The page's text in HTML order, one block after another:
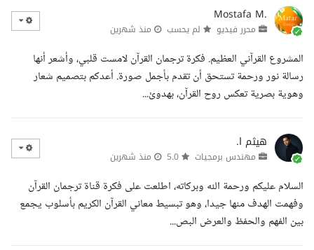
Mostafa M.
محرر فيديو لم يحسب منذ شهرين
المشروع القرآني العظيم. فكرة ترجمان القرآن لامست قلبي، وأشعر أنها
رسالة نور ورحمة تستحق أن تقدم بأجمل صورة. أعدكم بتصميم شعار
وهوية بصرية تعكس روح القرآن، بهدوئ...
هيثم ا.
مهندس برمجيات منذ شهرين
السلام عليكم ورحمة الله وبركاته، اطلعت على فكرة قناة ترجمان القرآن
وفهمت الهدف منها جيدا، وهو تبسيط معاني القرآن الكريم بأسلوب يجمع
بين الفهم والحفظ والعرض البص...